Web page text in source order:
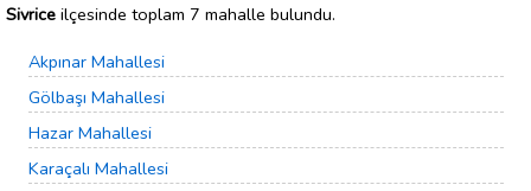
Sivrice ilçesinde toplam 7 mahalle bulundu.
Akpınar Mahallesi
Gölbaşı Mahallesi
Hazar Mahallesi
Karaçalı Mahallesi